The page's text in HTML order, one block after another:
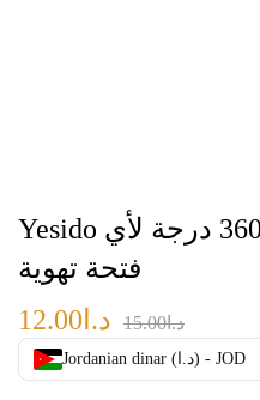
Yesido حامل هاتف يدور 360 درجة لأي
فتحة تهوية
د.ا15.00 د.ا 12.00
Jordanian dinar (د.ا) - JOD